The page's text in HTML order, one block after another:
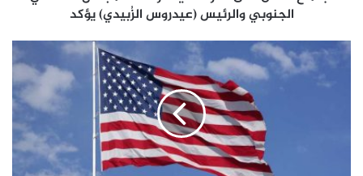
يؤكد
الجنوبي والرئيس (عيدروس الزُبيدي) يؤكد
لهذا
السبب
أمريكا